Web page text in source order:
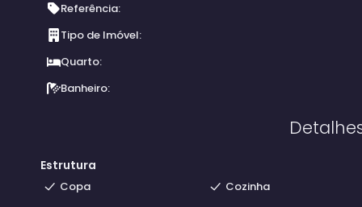
Referência:
Tipo de Imóvel:
Quarto:
Banheiro:
Estrutura
Copa Cozinha